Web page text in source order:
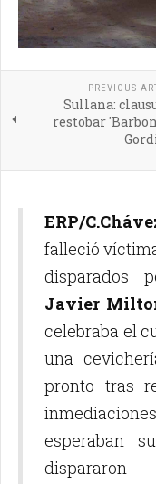
PREVIOUS
Sullana:
restobar
ERP/
falleció
disparados
Javier
celebraba el
una
pronto tras
esperaban
dispararon